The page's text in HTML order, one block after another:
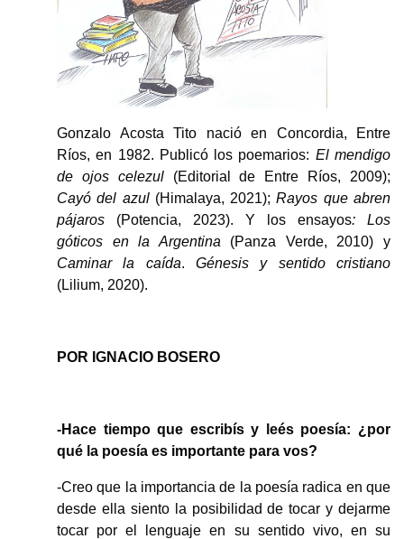
Gonzalo Acosta Tito nació en Concordia, Entre
Ríos, en 1982. Publicó los poemarios: El mendigo
de ojos celezul(Editorial de Entre Ríos, 2009);
Cayó del azul(Himalaya, 2021);Rayos que abren
pájaros (Potencia, 2023). Y los ensayos: Los
góticos en la Argentina (Panza Verde, 2010) y
Caminar la caída.Génesis y sentido cristiano
(Lilium, 2020).
POR IGNACIO BOSERO
-Hace tiempo que escribís y leés poesía: ¿por
qué la poesía es importante para vos?
-Creo que la importancia de la poesía radica en que
desde ella siento la posibilidad de tocar y dejarme
tocar por el lenguaje en su sentido vivo, en su